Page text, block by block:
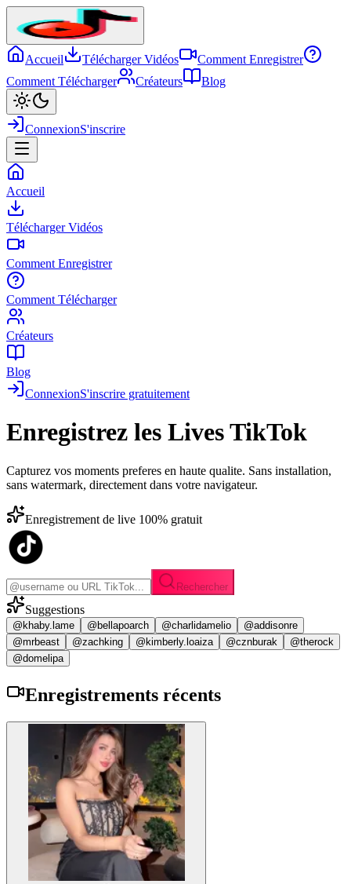
Accueil Télécharger Vidéos
Comment Enregistrer
Comment Télécharger
Créateurs Blog
ConnexionS'inscrire
Accueil
Télécharger Vidéos
Comment Enregistrer
Comment Télécharger
Créateurs
Blog
ConnexionS'inscrire gratuitement
Enregistrez les Lives TikTok
Capturez vos moments preferes en haute qualite. Sans installation,
sans watermark, directement dans votre navigateur.
Enregistrement de live 100% gratuit
Rechercher
Suggestions
@khaby.lame @bellapoarch @charlidamelio
@addisonre
@mrbeast
@zachking @kimberly.loaiza @cznburak
@therock
@domelipa
Enregistrements récents